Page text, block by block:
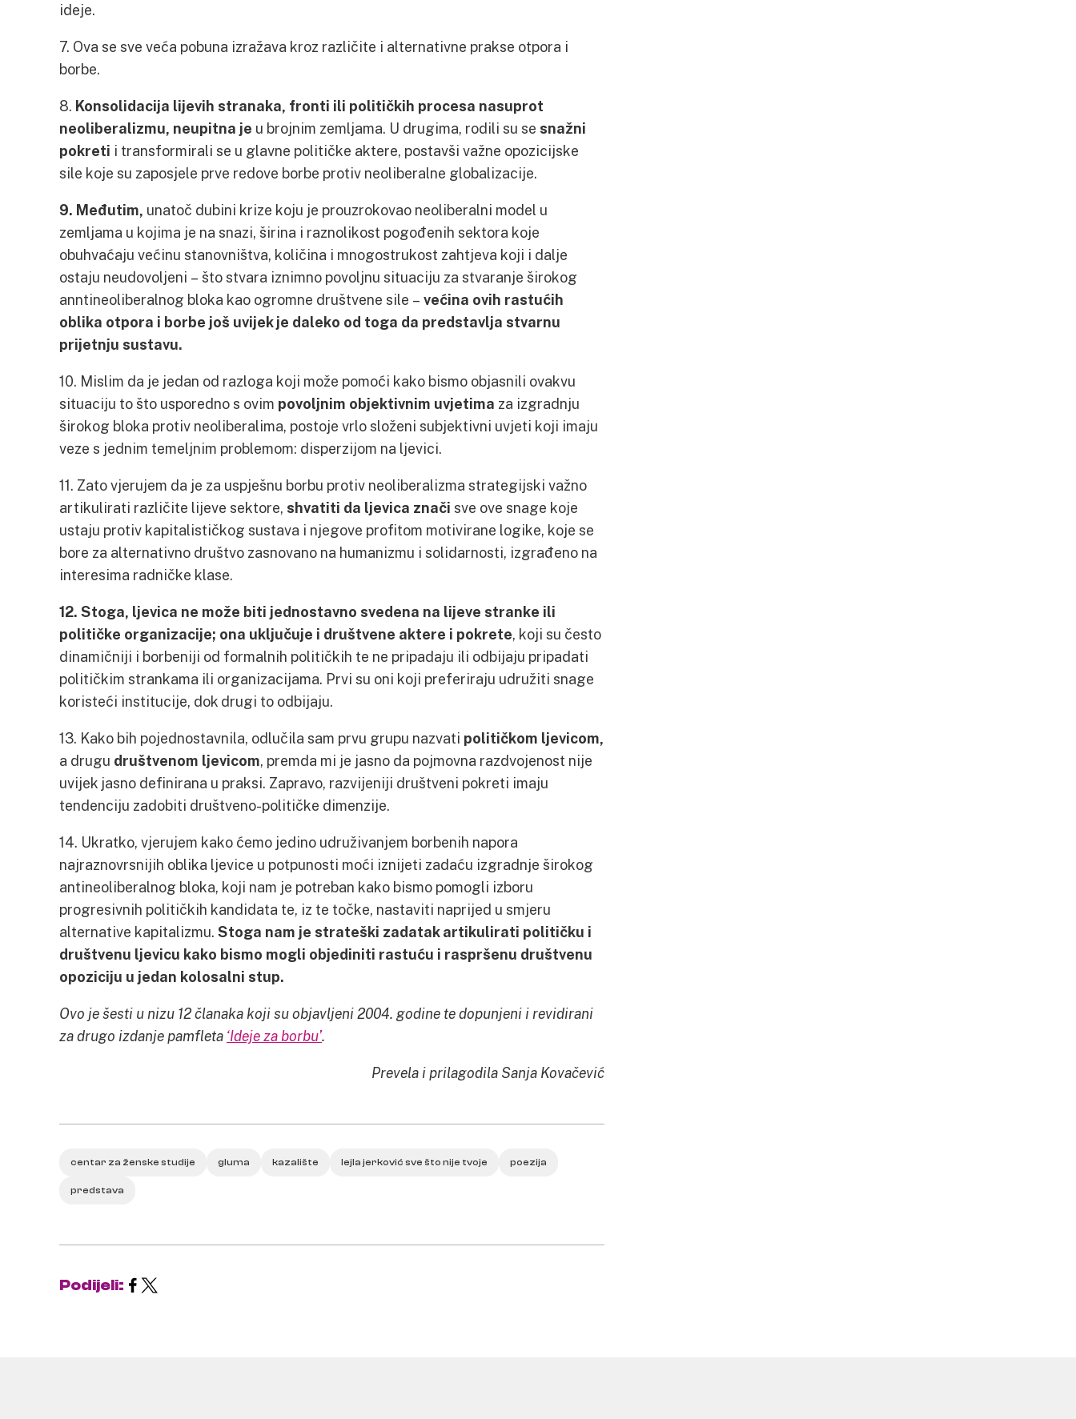
ideje.
7. Ova se sve veća pobuna izražava kroz različite i alternativne prakse otpora i
borbe.
8. Konsolidacija lijevih stranaka, fronti ili političkih procesa nasuprot
neoliberalizmu, neupitna je u brojnim zemljama. U drugima, rodili su se snažni
pokreti i transformirali se u glavne političke aktere, postavši važne opozicijske
sile koje su zaposjele prve redove borbe protiv neoliberalne globalizacije.
9. Međutim, unatoč dubini krize koju je prouzrokovao neoliberalni model u
zemljama u kojima je na snazi, širina i raznolikost pogođenih sektora koje
obuhvaćaju većinu stanovništva, količina i mnogostrukost zahtjeva koji i dalje
ostaju neudovoljeni – što stvara iznimno povoljnu situaciju za stvaranje širokog
anntineoliberalnog bloka kao ogromne društvene sile – većina ovih rastućih
oblika otpora i borbe još uvijek je daleko od toga da predstavlja stvarnu
prijetnju sustavu.
10. Mislim da je jedan od razloga koji može pomoći kako bismo objasnili ovakvu
situaciju to što usporedno s ovim povoljnim objektivnim uvjetima za izgradnju
širokog bloka protiv neoliberalima, postoje vrlo složeni subjektivni uvjeti koji imaju
veze s jednim temeljnim problemom: disperzijom na ljevici.
11. Zato vjerujem da je za uspješnu borbu protiv neoliberalizma strategijski važno
artikulirati različite lijeve sektore, shvatiti da ljevica znači sve ove snage koje
ustaju protiv kapitalističkog sustava i njegove profitom motivirane logike, koje se
bore za alternativno društvo zasnovano na humanizmu i solidarnosti, izgrađeno na
interesima radničke klase.
12. Stoga, ljevica ne može biti jednostavno svedena na lijeve stranke ili
političke organizacije; ona uključuje i društvene aktere i pokrete, koji su često
dinamičniji i borbeniji od formalnih političkih te ne pripadaju ili odbijaju pripadati
političkim strankama ili organizacijama. Prvi su oni koji preferiraju udružiti snage
koristeći institucije, dok drugi to odbijaju.
13. Kako bih pojednostavnila, odlučila sam prvu grupu nazvati političkom ljevicom,
a drugu društvenom ljevicom, premda mi je jasno da pojmovna razdvojenost nije
uvijek jasno definirana u praksi. Zapravo, razvijeniji društveni pokreti imaju
tendenciju zadobiti društveno-političke dimenzije.
14. Ukratko, vjerujem kako ćemo jedino udruživanjem borbenih napora
najraznovrsnijih oblika ljevice u potpunosti moći iznijeti zadaću izgradnje širokog
antineoliberalnog bloka, koji nam je potreban kako bismo pomogli izboru
progresivnih političkih kandidata te, iz te točke, nastaviti naprijed u smjeru
alternative kapitalizmu. Stoga nam je strateški zadatak artikulirati političku i
društvenu ljevicu kako bismo mogli objediniti rastuću i raspršenu društvenu
opoziciju u jedan kolosalni stup.
Ovo je šesti u nizu 12 članaka koji su objavljeni 2004. godine te dopunjeni i revidirani
za drugo izdanje pamfleta ‘Ideje za borbu’.
Prevela i prilagodila Sanja Kovačević
centar za ženske studije gluma kazalište lejla jerković sve što nije tvoje poezija
predstava
Podijeli: